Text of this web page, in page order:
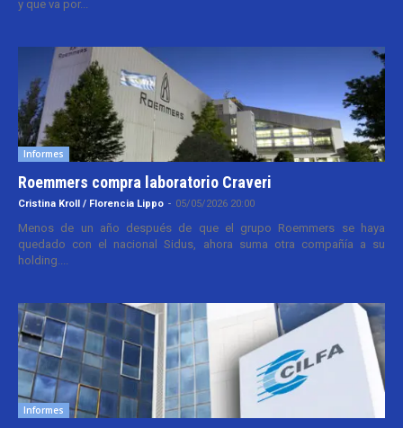
y que va por...
Informes
Roemmers compra laboratorio Craveri
Cristina Kroll / Florencia Lippo - 05/05/2026 20:00
Menos de un año después de que el grupo Roemmers se haya
quedado con el nacional Sidus, ahora suma otra compañía a su
holding....
Informes